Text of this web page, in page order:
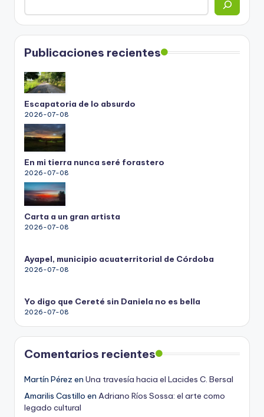
Publicaciones recientes
Escapatoria de lo absurdo
2026-07-08
En mi tierra nunca seré forastero
2026-07-08
Carta a un gran artista
2026-07-08
Ayapel, municipio acuaterritorial de Córdoba
2026-07-08
Yo digo que Cereté sin Daniela no es bella
2026-07-08
Comentarios recientes
Martín Pérez en Una travesía hacia el Lacides C. Bersal
Amarilis Castillo en Adriano Ríos Sossa: el arte como
legado cultural